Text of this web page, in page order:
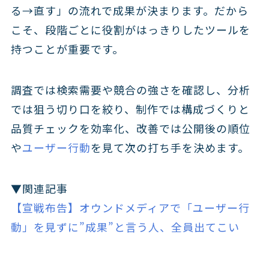
る→直す」の流れで成果が決まります。だから
こそ、段階ごとに役割がはっきりしたツールを
持つことが重要です。
調査では検索需要や競合の強さを確認し、分析
では狙う切り口を絞り、制作では構成づくりと
品質チェックを効率化、改善では公開後の順位
やユーザー行動を見て次の打ち手を決めます。
▼関連記事
【宣戦布告】オウンドメディアで「ユーザー行
動」を見ずに”成果”と言う人、全員出てこい